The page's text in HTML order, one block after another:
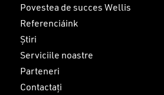
Povestea de succes Wellis
Referenciáink
Știri
Serviciile noastre
Parteneri
Contactați